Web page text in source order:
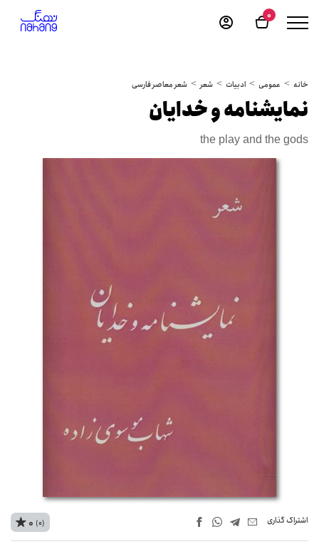
0
خانه عمومی ادبیات شعر شعر معاصر فارسی
نمایشنامه و خدایان
the play and the gods
اشتراک‌ گذاری 0 (0)